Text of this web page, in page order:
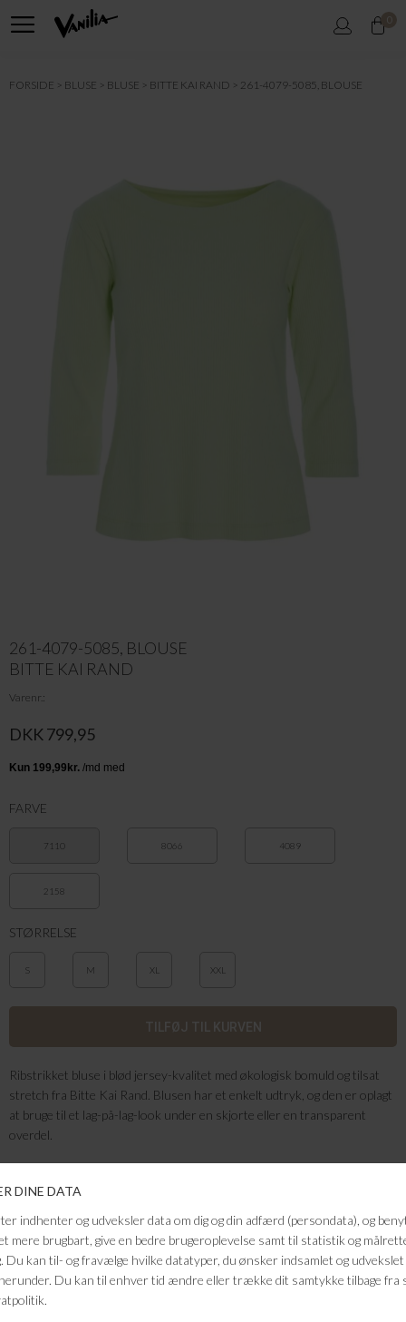
0
FORSIDE BLUSE BLUSE BITTE KAI RAND 261-4079-5085, BLOUSE
261-4079-5085, BLOUSE
BITTE KAI RAND
Varenr.
DKK 799,95
FARVE
7110 8066 4089
2158
STØRRELSE
S M XL XXL
Ribstrikket bluse i blød jersey-kvalitet med økologisk bomuld og tilsat
stretch fra Bitte Kai Rand. Blusen har et enkelt udtryk, og den er oplagt
at bruge til et lag-på-lag-look under en skjorte eller en transparent
overdel.
Kvalitet: 65% TENCEL™ Lyocell 32% økologisk bomuld 3% elasthan
Fuld længde i størrelse S, ca. 59 cm.
FRAGTFRI LEVERING
VED KØB OVER 500,-